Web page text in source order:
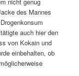
des Mannes
auch hier den
von Kokain und
einbehalten, ob